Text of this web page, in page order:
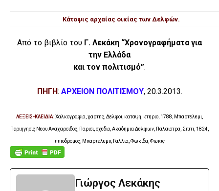
Κάτοψις αρχαίας οικίας των Δελφών.
Από το βιβλίο του Γ. Λεκάκη “Χρονογραφήματα για
την Ελλάδα
και τον πολιτισμό”.
ΠΗΓΗ: ΑΡΧΕΙΟΝ ΠΟΛΙΤΙΣΜΟΥ, 20.3.2013.
ΛΕΞΕΙΣ-ΚΛΕΙΔΙΑ: Χαλκογραφια, χαρτης, Δελφοι, καταψη, κτηριο, 1788, Μπαρτελεμι,
Περιηγησις Νεου Αναχαρσιδος, Παρισι, σχεδιο, Ακαδημια Δελφων, Παλαιστρα, Σπιτι, 1824,
ιπποδρομος, Μπαρτελεμυ, Γαλλια , Φωκιδα, Φωκις
Γιώργος Λεκάκης